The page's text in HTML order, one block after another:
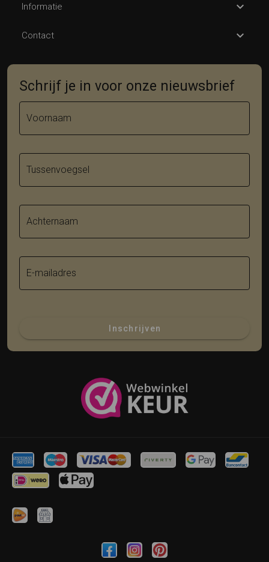
Informatie
Contact
Schrijf je in voor onze nieuwsbrief
Voornaam
Tussenvoegsel
Achternaam
E-mailadres
Inschrijven